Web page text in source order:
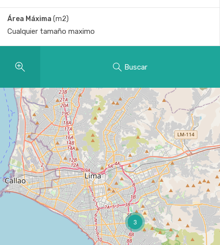
Área Máxima (m2)
Buscar
3